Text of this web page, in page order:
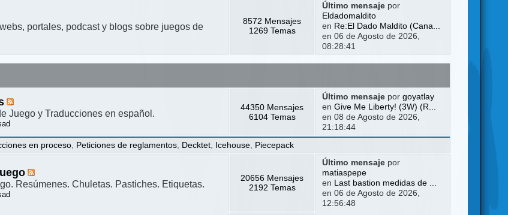
portales, podcast y blogs sobre juegos de
8572 Mensajes
1269 Temas
Último mensajepor
Eldadomaldito
en Re:El Dado Maldito (Cana...
en 06 de Agosto de 2026,
08:28:41
Juego y Traducciones en español.
44350 Mensajes
6104 Temas
Último mensajepor goyatlay
en Give Me Liberty! (3W) (R...
en 08 de Agosto de 2026,
21:18:44
en proceso Peticiones de reglamentos Decktet Icehouse Piecepack
Resúmenes. Chuletas. Pastiches. Etiquetas.
20656 Mensajes
2192 Temas
Último mensajepor
matiaspepe
en
Last bastion medidas de ...
en 06 de Agosto de 2026,
12:56:48